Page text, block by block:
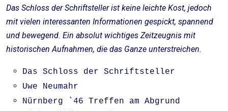
Das Schloss der Schriftsteller ist keine leichte Kost, jedoch
mit vielen interessanten Informationen gespickt, spannend
und bewegend. Ein absolut wichtiges Zeitzeugnis mit
historischen Aufnahmen, die das Ganze unterstreichen.
Das Schloss der Schriftsteller
Uwe Neumahr
Nürnberg `46 Treffen am Abgrund